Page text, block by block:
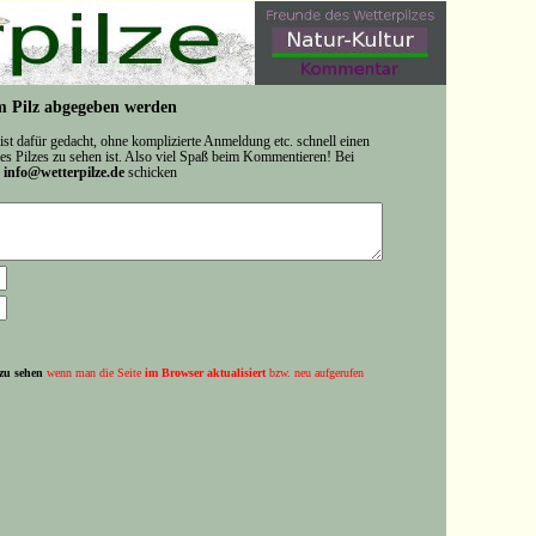
abgegeben werden
dafür gedacht, ohne komplizierte Anmeldung etc. schnell einen
Pilzes zu sehen ist. Also viel Spaß beim Kommentieren! Bei
info@wetterpilze.deschicken
sehen wenn man die Seite im Browser aktualisiert bzw. neu aufgerufen